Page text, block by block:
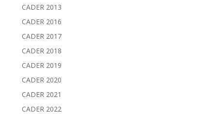
CADER 2013
CADER 2016
CADER 2017
CADER 2018
CADER 2019
CADER 2020
CADER 2021
CADER 2022